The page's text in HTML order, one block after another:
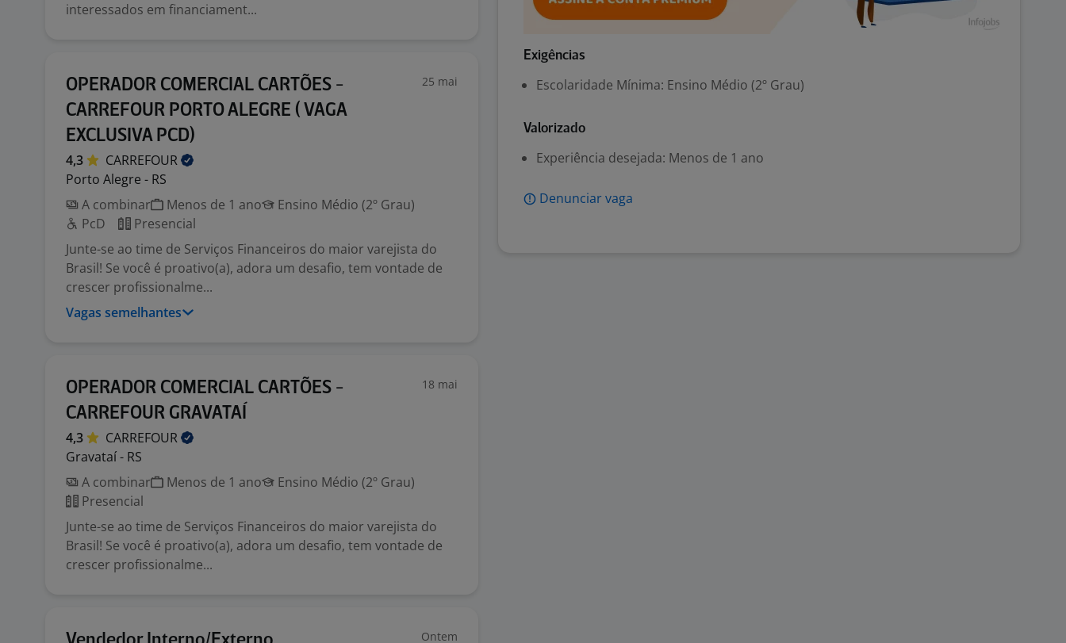
interessados em financiament...
OPERADOR COMERCIAL CARTÕES -
CARREFOUR PORTO ALEGRE ( VAGA
EXCLUSIVA PCD)
25 mai
4,3
CARREFOUR
Porto Alegre - RS
A combinar
Menos de 1 ano
Ensino Médio (2º Grau)
PcD
Presencial
Junte-se ao time de Serviços Financeiros do maior varejista do
Brasil! Se você é proativo(a), adora um desafio, tem vontade de
crescer profissionalme...
Vagas semelhantes
OPERADOR COMERCIAL CARTÕES -
CARREFOUR GRAVATAÍ
18 mai
4,3
CARREFOUR
Gravataí - RS
A combinar
Menos de 1 ano
Ensino Médio (2º Grau)
Presencial
Junte-se ao time de Serviços Financeiros do maior varejista do
Brasil! Se você é proativo(a), adora um desafio, tem vontade de
crescer profissionalme...
Ontem
Exigências
Escolaridade Mínima: Ensino Médio (2º Grau)
Valorizado
Experiência desejada: Menos de 1 ano
Denunciar vaga